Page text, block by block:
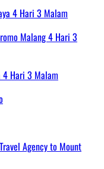
Malang 4 Hari 3
4 Hari 3 Malam
Agency to Mount